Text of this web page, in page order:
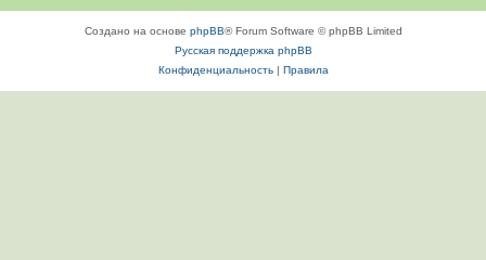
Создано на основе phpBB® Forum Software © phpBB Limited
Русская поддержка phpBB
Конфиденциальность| Правила